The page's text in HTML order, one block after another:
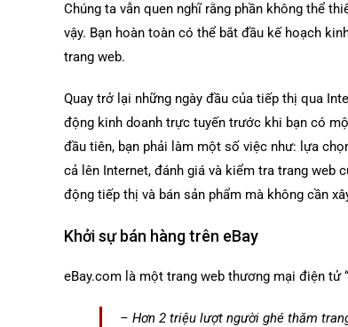
Chúng ta vẫn quen nghĩ rằng phần không thể
vậy. Bạn hoàn toàn có thể bắt đầu kế hoạch
trang web.
Quay trở lại những ngày đầu của tiếp thị qua
động kinh doanh trực tuyến trước khi bạn có
đầu tiên, bạn phải làm một số việc như: lựa
cả lên Internet, đánh giá và kiểm tra trang web
động tiếp thị và bán sản phẩm mà không cần
Khởi sự bán hàng trên eBay
eBay.com là một trang web thương mại điện tử
– Hơn 2 triệu lượt người ghé thăm